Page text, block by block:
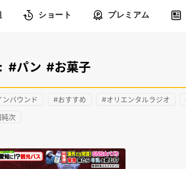
ショート プレミアム
#パン #お菓子
ンバウンド #おすすめ #オリエンタルラジオ
次